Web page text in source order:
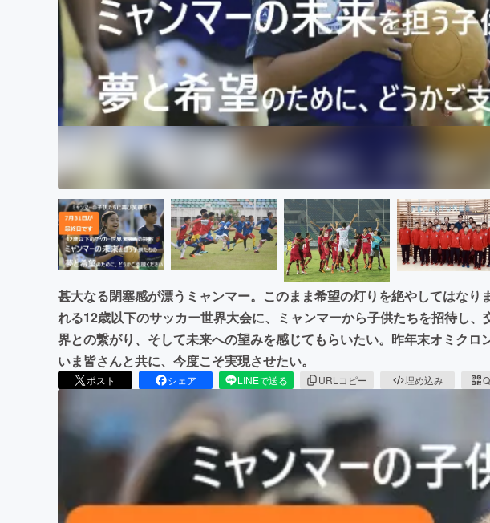
CAMPFIRE
CAMPFIRE
甚大なる閉塞感が漂うミャンマー。このまま希望の灯りを絶やしてはなり
れる12歳以下のサッカー世界大会に、ミャンマーから子供たちを招待し、
界との繋がり、そして未来への望みを感じてもらいたい。昨年末オミクロ
いま皆さんと共に、今度こそ実現させたい。
ポスト シェア LINEで送る URLコピー 埋め込み